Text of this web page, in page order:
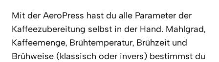
Mit der AeroPress hast du alle Parameter der
Kaffeezubereitung selbst in der Hand. Mahlgrad,
Kaffeemenge, Brühtemperatur, Brühzeit und
Brühweise (klassisch oder invers) bestimmst du